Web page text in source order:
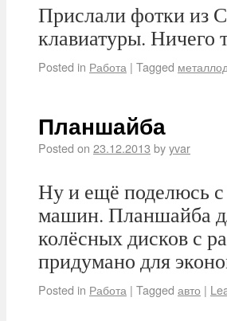
Прислали фотки из
клавиатуры. Ничего
Posted in Работа | Tagged
Планшайба
Posted on 23.12.2013 byyvar
Ну и ещё поделюсь с
машин. Планшайба
колёсных дисков с
придумано для
Posted in Работа | Tagged авто |